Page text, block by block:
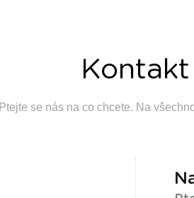
Kontakt
Ptejte se nás na co chcete. Na